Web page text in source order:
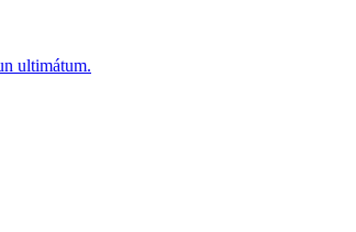
ultimátum.